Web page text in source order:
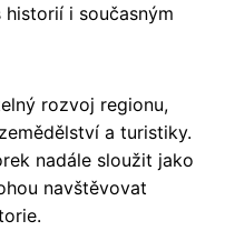
i současným
rozvoj regionu,
a turistiky.
nadále sloužit jako
navštěvovat